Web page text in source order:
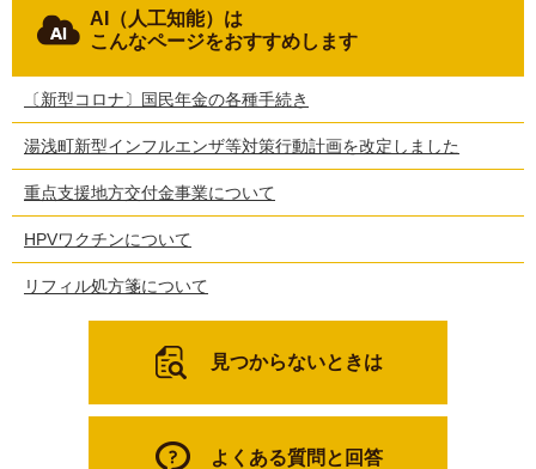
AI（人工知能）は
こんなページをおすすめします
〔新型コロナ〕国民年金の各種手続き
湯浅町新型インフルエンザ等対策行動計画を改定しました
重点支援地方交付金事業について
HPVワクチンについて
リフィル処方箋について
見つからないときは
よくある質問と回答